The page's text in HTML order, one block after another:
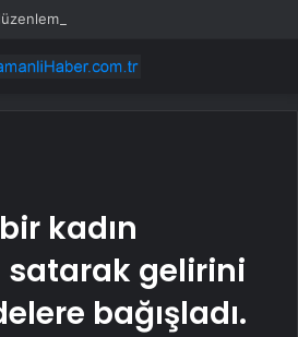
kadın
gelirini
bağışladı.